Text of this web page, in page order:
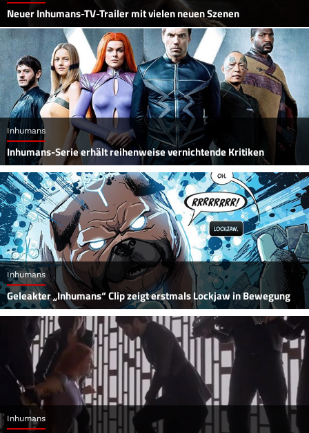
Neuer Inhumans-TV-Trailer mit vielen neuen Szenen
Inhumans
Inhumans-Serie erhält reihenweise vernichtende Kritiken
Inhumans
Geleakter „Inhumans“ Clip zeigt erstmals Lockjaw in Bewegung
Inhumans